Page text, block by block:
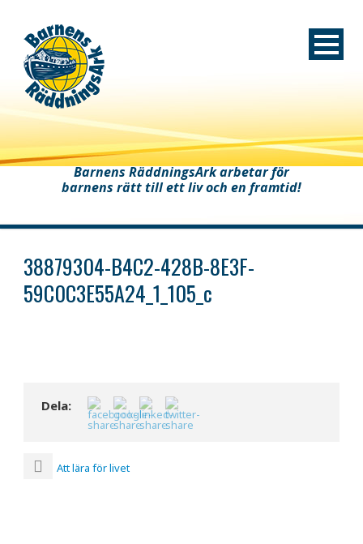
Barnens RäddningsArk arbetar för
barnens rätt till ett liv och en framtid!
38879304-B4C2-428B-8E3F-
59C0C3E55A24_1_105_c
Dela:
Att lära för livet